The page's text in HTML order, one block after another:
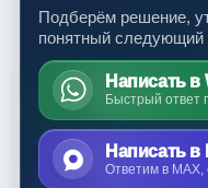
Подберём решение,
понятный следующий
Написать в
Быстрый ответ
Написать в
Ответим в